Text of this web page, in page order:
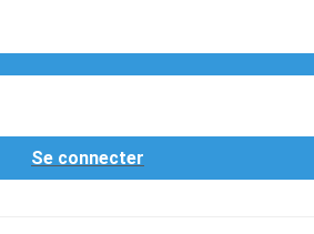
Se connecter